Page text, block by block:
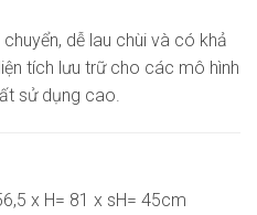
dễ lau chùi và có khả
tích lưu trữ cho các mô hình
sử dụng cao.
x H= 81 x sH= 45cm